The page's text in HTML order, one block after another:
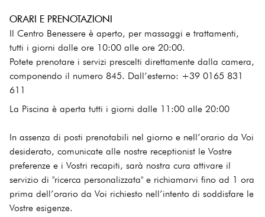
ORARI E PRENOTAZIONI
Il Centro Benessere è aperto, per massaggi e trattamenti,
tutti i giorni dalle ore 10:00 alle ore 20:00.
Potete prenotare i servizi prescelti direttamente dalla camera,
componendo il numero 845. Dall’esterno: +39 0165 831
611
La Piscina è aperta tutti i giorni dalle 11:00 alle 20:00
In assenza di posti prenotabili nel giorno e nell’orario da Voi
desiderato, comunicate alle nostre receptionist le Vostre
preferenze e i Vostri recapiti, sarà nostra cura attivare il
servizio di "ricerca personalizzata" e richiamarvi fino ad 1 ora
prima dell’orario da Voi richiesto nell’intento di soddisfare le
Vostre esigenze.